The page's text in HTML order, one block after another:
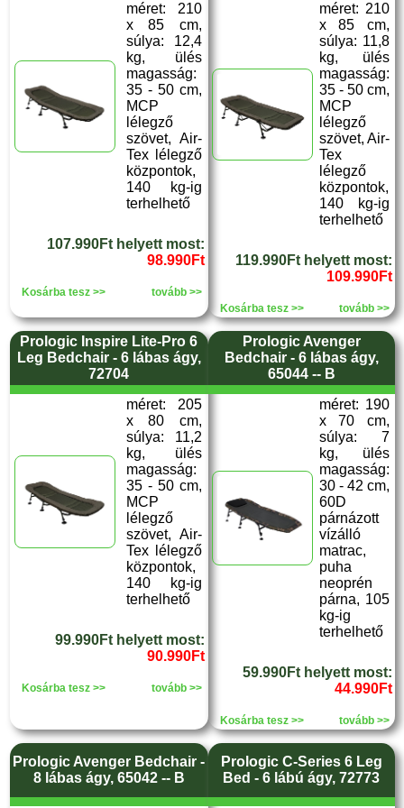
méret: 210
x 85 cm,
súlya: 12,4
kg, ülés
magasság:
35 - 50 cm,
MCP
lélegző
szövet, Air-
Tex lélegző
központok,
140 kg-ig
terhelhető
107.990Ft helyett most:
98.990Ft
Kosárba tesz >> tovább >>
méret: 210
x 85 cm,
súlya: 11,8
kg, ülés
magasság:
35 - 50 cm,
MCP
lélegző
szövet, Air-
Tex
lélegző
központok,
140 kg-ig
terhelhető
119.990Ft helyett most:
109.990Ft
Kosárba tesz >> tovább >>
Prologic Inspire Lite-Pro 6
Leg Bedchair - 6 lábas ágy,
72704
méret: 205
x 80 cm,
súlya: 11,2
kg, ülés
magasság:
35 - 50 cm,
MCP
lélegző
szövet, Air-
Tex lélegző
központok,
140 kg-ig
terhelhető
99.990Ft helyett most:
90.990Ft
Kosárba tesz >> tovább >>
Prologic Avenger
Bedchair - 6 lábas ágy,
65044 -- B
méret: 190
x 70 cm,
súlya: 7
kg, ülés
magasság:
30 - 42 cm,
60D
párnázott
vízálló
matrac,
puha
neoprén
párna, 105
kg-ig
terhelhető
59.990Ft helyett most:
44.990Ft
Kosárba tesz >> tovább >>
Prologic Avenger Bedchair -
8 lábas ágy, 65042 -- B
Prologic C-Series 6 Leg
Bed - 6 lábú ágy, 72773